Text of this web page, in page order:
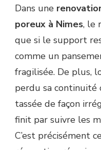
Dans une
poreux à Nimes, le
que si le support
comme un
fragilisée. De plus,
perdu sa continuité
tassée de façon
finit par suivre les
C’est précisément